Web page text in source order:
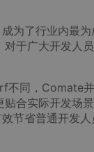
为了行业内最为
于广大开发人
不同，Comate
合实际开发场
节省普通开发人